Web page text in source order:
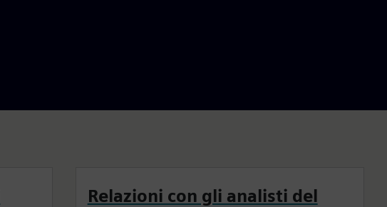
Relazioni con gli analisti del